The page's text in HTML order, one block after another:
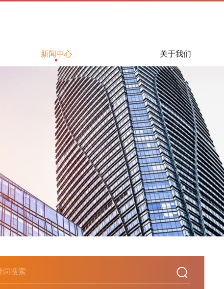
新闻中心 关于我们